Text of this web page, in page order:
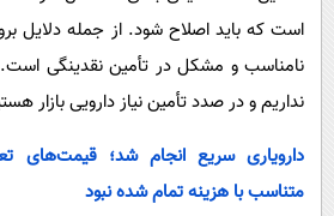
است که باید اصلاح شود. از جمله دلایل
نامناسب و مشکل در تأمین نقدینگی است.
نداریم و در صدد تأمین نیاز دارویی بازار
دارویاری سریع انجام شد؛ قیمت‌های
متناسب با هزینه تمام شده نبود